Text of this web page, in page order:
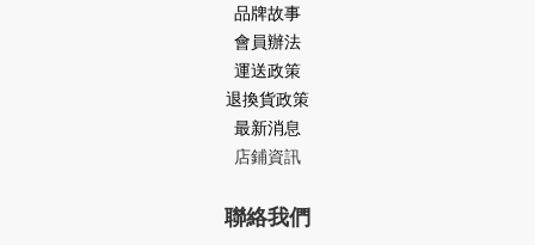
品牌故事
會員辦法
運送政策
退換貨政策
最新消息
店鋪資訊
聯絡我們